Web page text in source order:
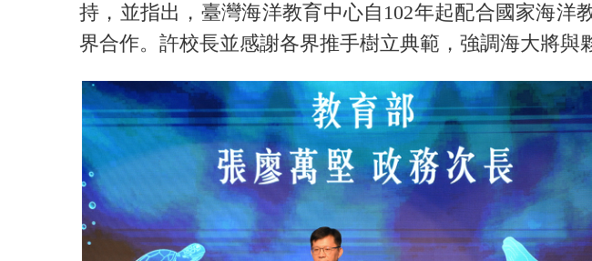
持，並指出，臺灣海洋教育中心自102年起配合國家海
界合作。許校長並感謝各界推手樹立典範，強調海大將與